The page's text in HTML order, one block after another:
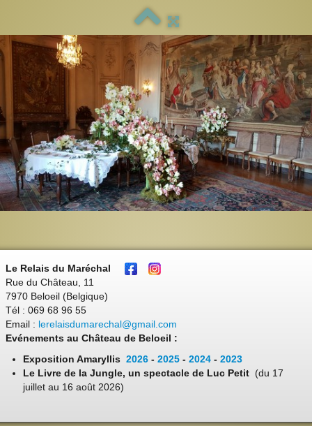
Le Relais du Maréchal
Rue du Château, 11
7970 Beloeil (Belgique)
Tél : 069 68 96 55
Email : lerelaisdumarechal@gmail.com
Evénements au Château de Beloeil :
Exposition Amaryllis 2026 - 2025 - 2024 - 2023
Le Livre de la Jungle, un spectacle de Luc Petit (du 17
juillet au 16 août 2026)